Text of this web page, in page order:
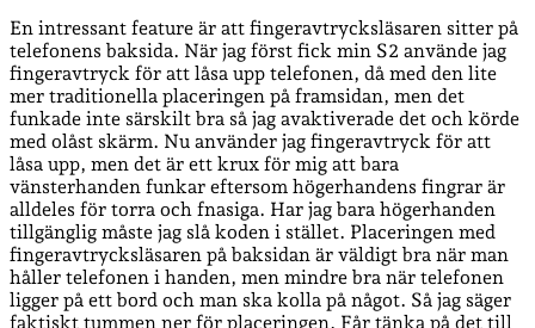
En intressant feature är att fingeravtrycksläsaren sitter på
telefonens baksida. När jag först fick min S2 använde jag
fingeravtryck för att låsa upp telefonen, då med den lite
mer traditionella placeringen på framsidan, men det
funkade inte särskilt bra så jag avaktiverade det och körde
med olåst skärm. Nu använder jag fingeravtryck för att
låsa upp, men det är ett krux för mig att bara
vänsterhanden funkar eftersom högerhandens fingrar är
alldeles för torra och fnasiga. Har jag bara högerhanden
tillgänglig måste jag slå koden i stället. Placeringen med
fingeravtrycksläsaren på baksidan är väldigt bra när man
håller telefonen i handen, men mindre bra när telefonen
ligger på ett bord och man ska kolla på något. Så jag säger
faktiskt tummen ner för placeringen. Får tänka på det till